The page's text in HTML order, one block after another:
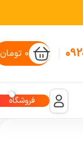
۰ تومان
فروشگاه